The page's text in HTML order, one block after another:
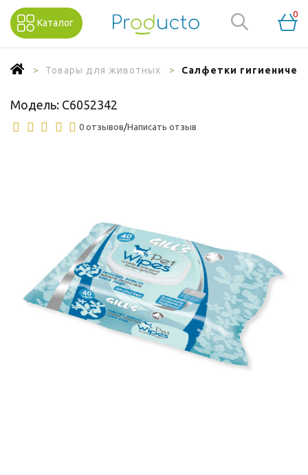
Каталог
0
Товары для животных Салфетки
Модель: C6052342
0 отзывов/Написать отзыв